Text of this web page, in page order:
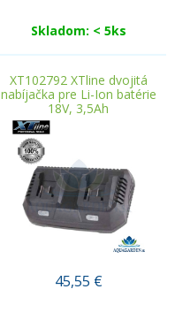
Skladom: < 5ks
XT102792 XTline dvojitá
nabíjačka pre Li-Ion batérie
18V, 3,5Ah
45,55 €